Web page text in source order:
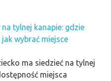
tylnej kanapie: gdzie
wybrać miejsce
ma siedzieć na tylnej
miejsca